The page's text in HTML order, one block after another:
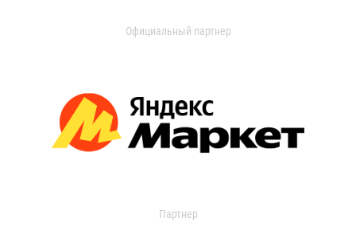
Официальный партнер
Партнер